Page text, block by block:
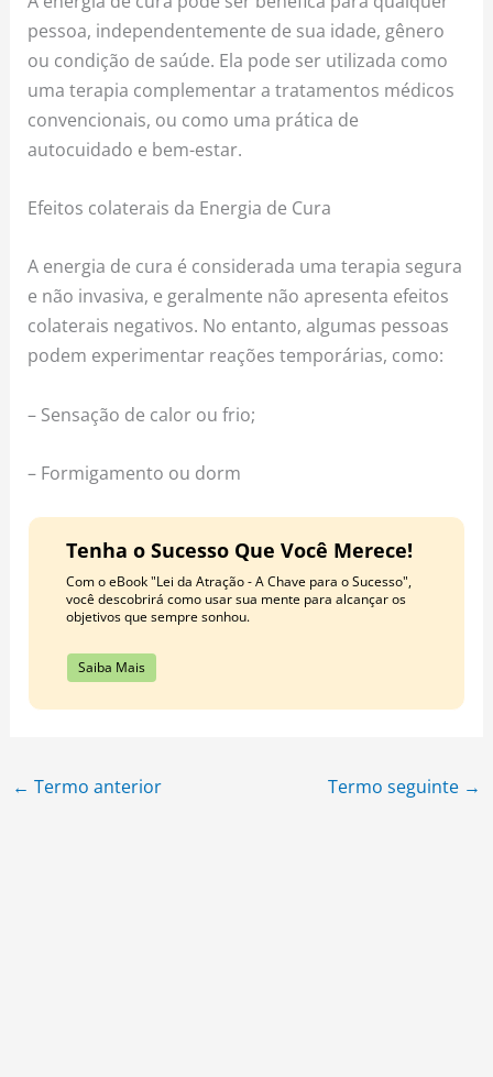
pessoa, independentemente de sua idade, gênero
ou condição de saúde. Ela pode ser utilizada como
uma terapia complementar a tratamentos médicos
convencionais, ou como uma prática de
autocuidado e bem-estar.
Efeitos colaterais da Energia de Cura
A energia de cura é considerada uma terapia segura
e não invasiva, e geralmente não apresenta efeitos
colaterais negativos. No entanto, algumas pessoas
podem experimentar reações temporárias, como:
– Sensação de calor ou frio;
– Formigamento ou dorm
Tenha o Sucesso Que Você Merece!
Com o eBook "Lei da Atração - A Chave para o Sucesso",
você descobrirá como usar sua mente para alcançar os
objetivos que sempre sonhou.
Saiba Mais
← Termo anterior Termo seguinte →